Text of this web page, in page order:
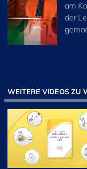
am
der
WEITERE VIDEOS ZU